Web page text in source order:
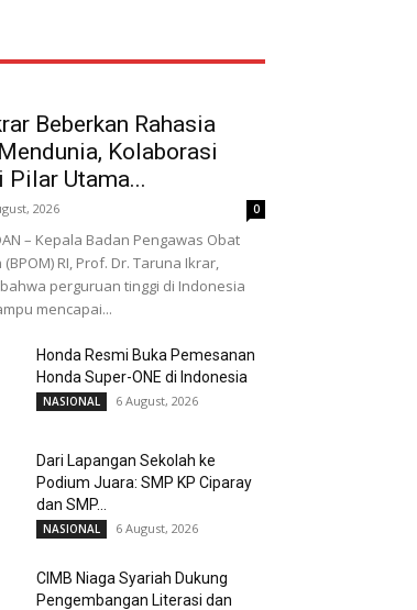
Beberkan Rahasia
Kolaborasi
Pilar Utama...
2026 0
– Kepala Badan Pengawas Obat
RI, Prof. Dr. Taruna Ikrar,
perguruan tinggi di Indonesia
mencapai...
Honda Resmi Buka Pemesanan
Honda Super-ONE di Indonesia
NASIONAL 6 August, 2026
Dari Lapangan Sekolah ke
Podium Juara: SMP KP Ciparay
dan SMP...
NASIONAL 6 August, 2026
CIMB Niaga Syariah Dukung
Pengembangan Literasi dan